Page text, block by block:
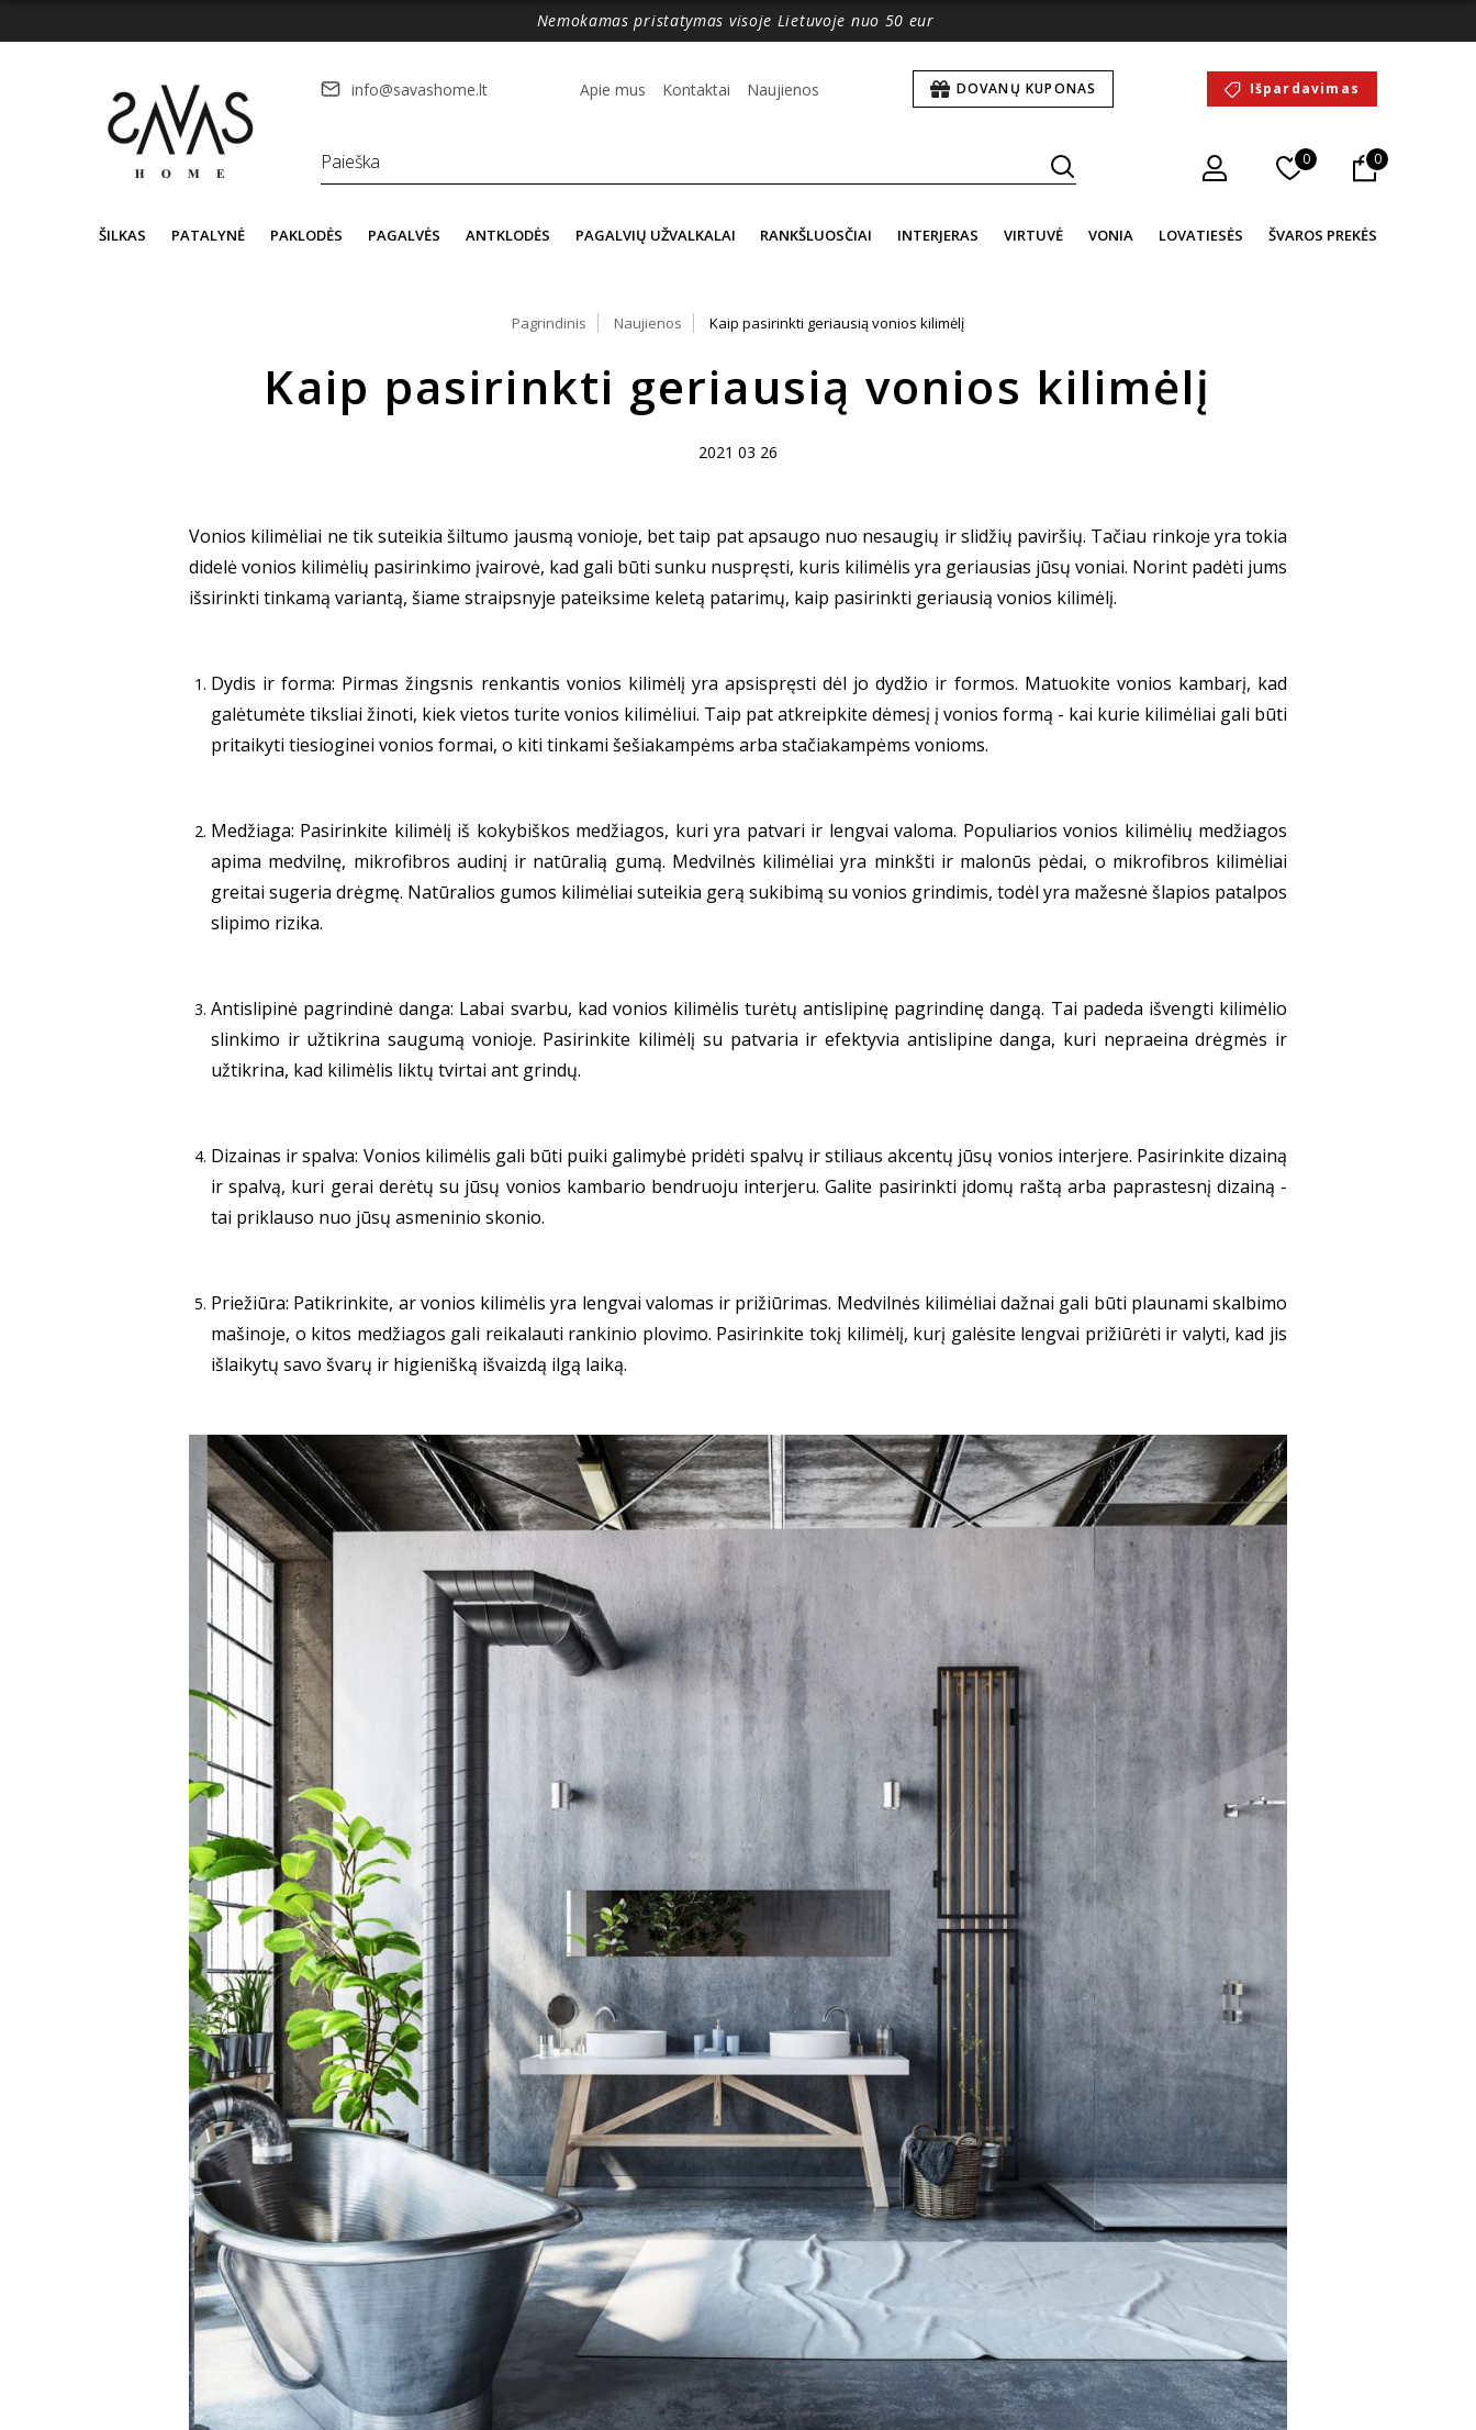
Nemokamas pristatymas visoje Lietuvoje nuo 50 eur
info@savashome.lt Apie mus Kontaktai Naujienos DOVANŲ KUPONAS Išpardavimas
0 0
ŠILKAS PATALYNĖ PAKLODĖS PAGALVĖS ANTKLODĖS PAGALVIŲ UŽVALKALAI RANKŠLUOSČIAI INTERJERAS VIRTUVĖ VONIA LOVATIESĖS ŠVAROS PREKĖS
Pagrindinis Naujienos Kaip pasirinkti geriausią vonios kilimėlį
Kaip pasirinkti geriausią vonios kilimėlį
2021 03 26
Vonios kilimėliai ne tik suteikia šiltumo jausmą vonioje, bet taip pat apsaugo nuo nesaugių ir slidžių paviršių. Tačiau rinkoje yra tokia
didelė vonios kilimėlių pasirinkimo įvairovė, kad gali būti sunku nuspręsti, kuris kilimėlis yra geriausias jūsų voniai. Norint padėti jums
išsirinkti tinkamą variantą, šiame straipsnyje pateiksime keletą patarimų, kaip pasirinkti geriausią vonios kilimėlį.
Dydis ir forma: Pirmas žingsnis renkantis vonios kilimėlį yra apsispręsti dėl jo dydžio ir formos. Matuokite vonios kambarį, kad
galėtumėte tiksliai žinoti, kiek vietos turite vonios kilimėliui. Taip pat atkreipkite dėmesį į vonios formą - kai kurie kilimėliai gali būti
pritaikyti tiesioginei vonios formai, o kiti tinkami šešiakampėms arba stačiakampėms vonioms.
Medžiaga: Pasirinkite kilimėlį iš kokybiškos medžiagos, kuri yra patvari ir lengvai valoma. Populiarios vonios kilimėlių medžiagos
apima medvilnę, mikrofibros audinį ir natūralią gumą. Medvilnės kilimėliai yra minkšti ir malonūs pėdai, o mikrofibros kilimėliai
greitai sugeria drėgmę. Natūralios gumos kilimėliai suteikia gerą sukibimą su vonios grindimis, todėl yra mažesnė šlapios patalpos
slipimo rizika.
Antislipinė pagrindinė danga: Labai svarbu, kad vonios kilimėlis turėtų antislipinę pagrindinę dangą. Tai padeda išvengti kilimėlio
slinkimo ir užtikrina saugumą vonioje. Pasirinkite kilimėlį su patvaria ir efektyvia antislipine danga, kuri nepraeina drėgmės ir
užtikrina, kad kilimėlis liktų tvirtai ant grindų.
Dizainas ir spalva: Vonios kilimėlis gali būti puiki galimybė pridėti spalvų ir stiliaus akcentų jūsų vonios interjere. Pasirinkite dizainą
ir spalvą, kuri gerai derėtų su jūsų vonios kambario bendruoju interjeru. Galite pasirinkti įdomų raštą arba paprastesnį dizainą -
tai priklauso nuo jūsų asmeninio skonio.
Priežiūra: Patikrinkite, ar vonios kilimėlis yra lengvai valomas ir prižiūrimas. Medvilnės kilimėliai dažnai gali būti plaunami skalbimo
mašinoje, o kitos medžiagos gali reikalauti rankinio plovimo. Pasirinkite tokį kilimėlį, kurį galėsite lengvai prižiūrėti ir valyti, kad jis
išlaikytų savo švarų ir higienišką išvaizdą ilgą laiką.